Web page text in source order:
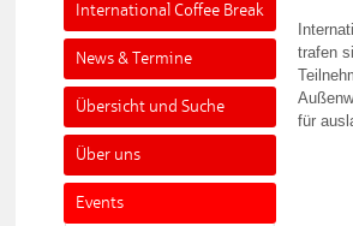
trafen
für
International Coffee Break
News & Termine
Übersicht und Suche
Über uns
Events